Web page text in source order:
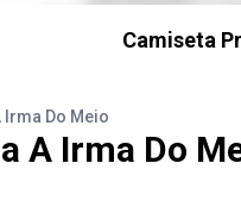
Camiseta
Do Meio
A Irma Do